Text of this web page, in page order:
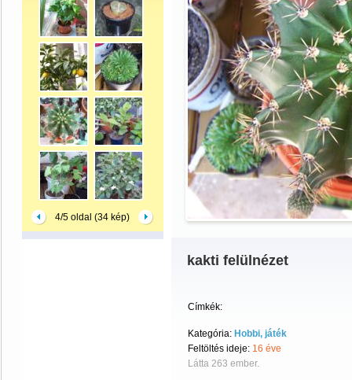
4/5 oldal (34 kép)
kakti felülnézet
Címkék:
Kategória: Hobbi, játék
Feltöltés ideje: 16 éve
Látta 263 ember.